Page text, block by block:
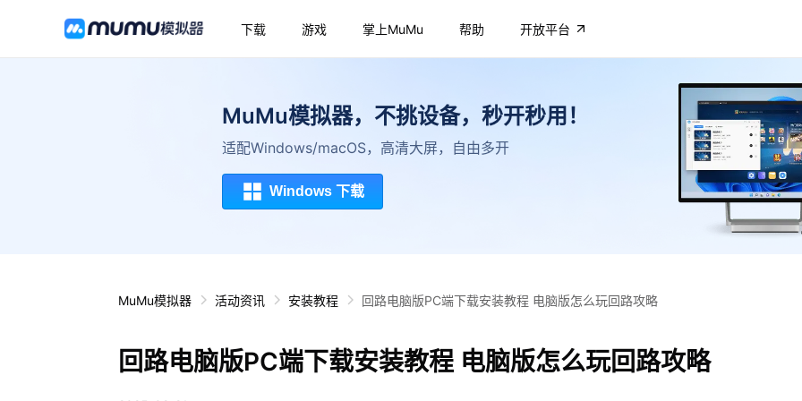
下载 游戏 掌上MuMu 帮助 开放平台
MuMu模拟器，不挑设备，秒开秒用！
适配Windows/macOS，高清大屏，自由多开
Windows 下载
MuMu模拟器 活动资讯 安装教程 回路电脑版PC端下载安装教程 电脑版怎么玩回路攻略
回路电脑版PC端下载安装教程 电脑版怎么玩回路攻略